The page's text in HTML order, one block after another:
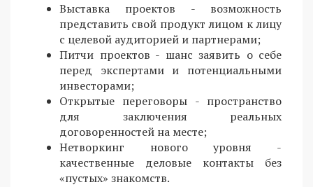
Выставка проектов - возможность
представить свой продукт лицом к лицу
с целевой аудиторией и партнерами;
Питчи проектов - шанс заявить о себе
перед экспертами и потенциальными
инвесторами;
Открытые переговоры - пространство
для заключения реальных
договоренностей на месте;
Нетворкинг нового уровня -
качественные деловые контакты без
«пустых» знакомств.